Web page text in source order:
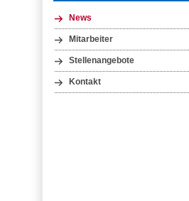
News
Mitarbeiter
Stellenangebote
Kontakt